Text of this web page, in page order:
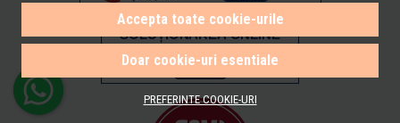
Accepta toate cookie-urile
Doar cookie-uri esentiale
PREFERINTE COOKIE-URI